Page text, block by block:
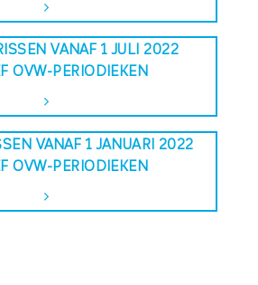
VANAF 1 JULI 2022
OVW-PERIODIEKEN
VANAF 1 JANUARI 2022
OVW-PERIODIEKEN